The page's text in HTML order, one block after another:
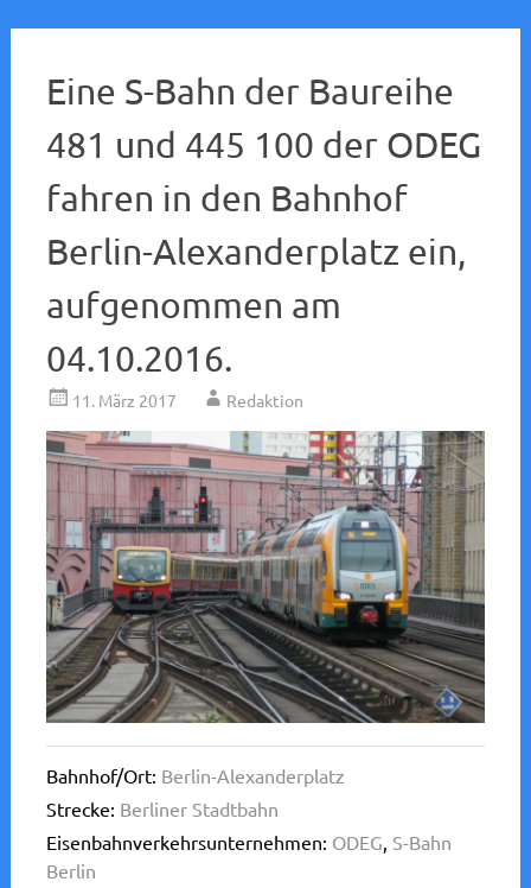
Eine S-Bahn der Baureihe
481 und 445 100 der ODEG
fahren in den Bahnhof
Berlin-Alexanderplatz ein,
aufgenommen am
04.10.2016.
11. März 2017 Redaktion
Bahnhof/Ort: Berlin-Alexanderplatz
Strecke: Berliner Stadtbahn
Eisenbahnverkehrsunternehmen: ODEG, S-Bahn
Berlin